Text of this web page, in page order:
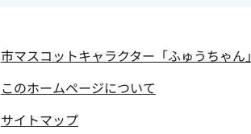
市マスコットキャラクター 「ふゅうちゃん」
このホームページについて
サイトマップ